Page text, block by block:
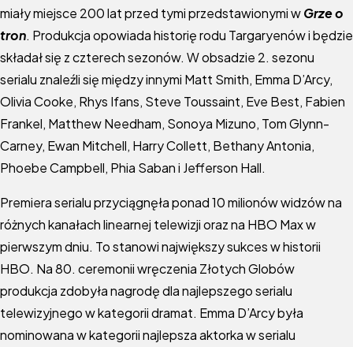
miały miejsce 200 lat przed tymi przedstawionymi wGrze o
tron. Produkcja opowiada historię rodu Targaryenów i będzie
składał się z czterech sezonów. W obsadzie 2. sezonu
serialu znaleźli się między innymi Matt Smith, Emma D’Arcy,
Olivia Cooke, Rhys Ifans, Steve Toussaint, Eve Best, Fabien
Frankel, Matthew Needham, Sonoya Mizuno, Tom Glynn-
Carney, Ewan Mitchell, Harry Collett, Bethany Antonia,
Phoebe Campbell, Phia Saban i Jefferson Hall.
Premiera serialu przyciągnęła ponad 10 milionów widzów na
różnych kanałach linearnej telewizji oraz na HBO Max w
pierwszym dniu. To stanowi największy sukces w historii
HBO. Na 80. ceremonii wręczenia Złotych Globów
produkcja zdobyła nagrodę dla najlepszego serialu
telewizyjnego w kategorii dramat. Emma D’Arcy była
nominowana w kategorii najlepsza aktorka w serialu